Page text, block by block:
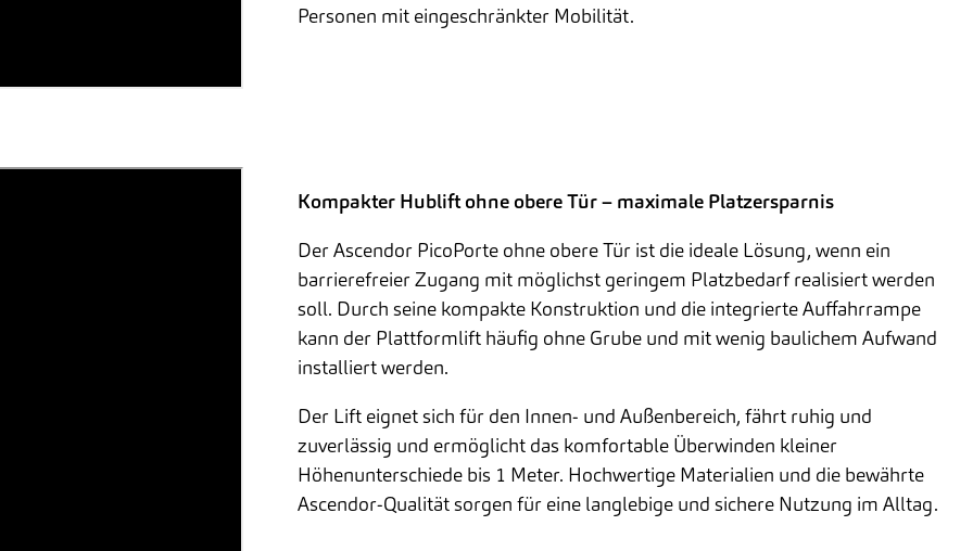
Personen mit eingeschränkter Mobilität.
Kompakter Hublift ohne obere Tür – maximale Platzersparnis
Der Ascendor PicoPorte ohne obere Tür ist die ideale Lösung, wenn ein
barrierefreier Zugang mit möglichst geringem Platzbedarf realisiert werden
soll. Durch seine kompakte Konstruktion und die integrierte Auffahrrampe
kann der Plattformlift häufig ohne Grube und mit wenig baulichem Aufwand
installiert werden.
Der Lift eignet sich für den Innen- und Außenbereich, fährt ruhig und
zuverlässig und ermöglicht das komfortable Überwinden kleiner
Höhenunterschiede bis 1 Meter. Hochwertige Materialien und die bewährte
Ascendor-Qualität sorgen für eine langlebige und sichere Nutzung im Alltag.